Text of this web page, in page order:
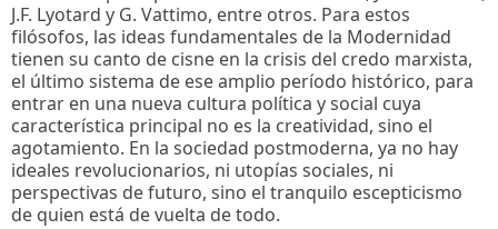
J.F. Lyotard y G. Vattimo, entre otros. Para estos
filósofos, las ideas fundamentales de la Modernidad
tienen su canto de cisne en la crisis del credo marxista,
el último sistema de ese amplio período histórico, para
entrar en una nueva cultura política y social cuya
característica principal no es la creatividad, sino el
agotamiento. En la sociedad postmoderna, ya no hay
ideales revolucionarios, ni utopías sociales, ni
perspectivas de futuro, sino el tranquilo escepticismo
de quien está de vuelta de todo.